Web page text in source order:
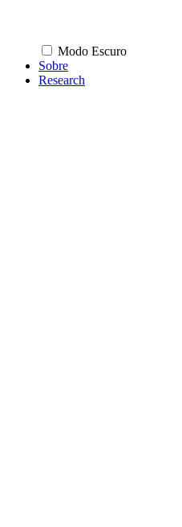
Modo Escuro
Sobre
Research